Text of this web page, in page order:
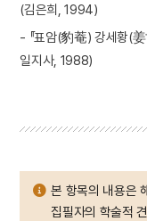
(김은희, 1994)
- 『표암(豹菴) 강세황(
일지사, 1988)
본 항목의 내용은
집필자의 학술적